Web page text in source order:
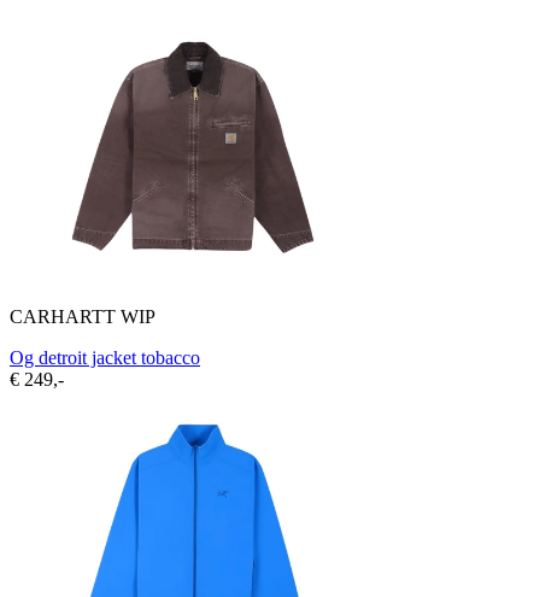
CARHARTT WIP
Og detroit jacket tobacco
€ 249,-